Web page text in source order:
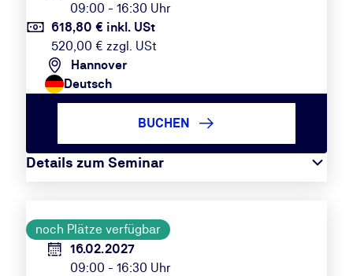
09:00 - 16:30 Uhr
618,80 € inkl. USt
520,00 € zzgl. USt
Hannover
Deutsch
Details zum Seminar
BUCHEN
noch Plätze verfügbar
16.02.2027
09:00 - 16:30 Uhr